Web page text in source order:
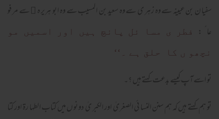
سفیا ن بن عیینہ سے وہ زہر ی سے وہ سعید بن المسیب سے وہ ابو ہریر ہ سے مر فو
عا ً :
فطر ی مسا ئل پانچ ہیں اور اسمیں مو
نچھو ں کا حلق ہے ۔‘‘
تو اسے آپ کیسے بدعت کہتے ہیں ؟۔
تو ہم کہتے ہیں کہ ہم سنن النسا ئی الصغریٰ اور الکبر یٰ دونو ں میں کتاب الطہا رۃ اور کتا